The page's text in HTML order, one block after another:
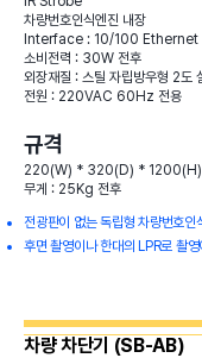
차량번호인식엔진 내장
Interface : 10/100 Ethernet
소비전력 : 30W 전후
외장재질 : 스틸 자립방우형 2도
전원 : 220VAC 60Hz 전용
규격
220(W) * 320(D) * 1200(H)
무게 : 25Kg 전후
전광판이 없는 독립형 차량번호인
후면 촬영이나 한대의 LPR로 촬
차량 차단기 (SB-AB)